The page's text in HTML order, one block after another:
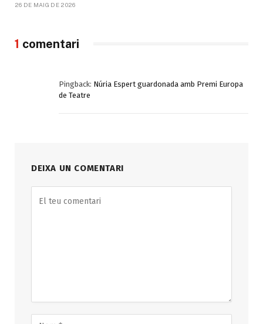
26 DE MAIG DE 2026
1 comentari
Pingback: Núria Espert guardonada amb Premi Europa
de Teatre
DEIXA UN COMENTARI